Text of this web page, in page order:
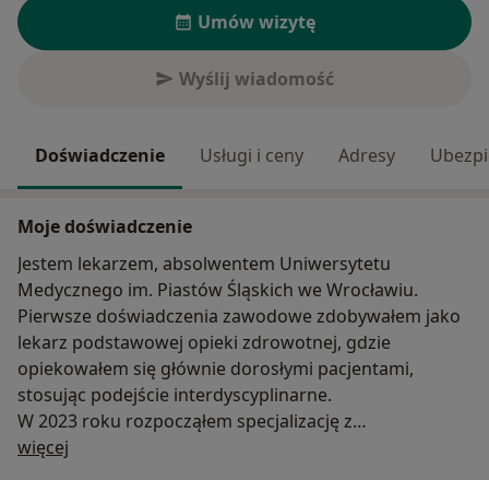
Umów wizytę
Wyślij wiadomość
Doświadczenie Usługi i ceny Adresy
Moje doświadczenie
Jestem lekarzem, absolwentem Uniwersytetu
Medycznego im. Piastów Śląskich we Wrocławiu.
Pierwsze doświadczenia zawodowe zdobywałem jako
lekarz podstawowej opieki zdrowotnej, gdzie
opiekowałem się głównie dorosłymi pacjentami,
stosując podejście interdyscyplinarne.
W 2023 roku rozpocząłem specjalizację z
endokrynologii i diabetologii dziecięcej – początkowo
więcej